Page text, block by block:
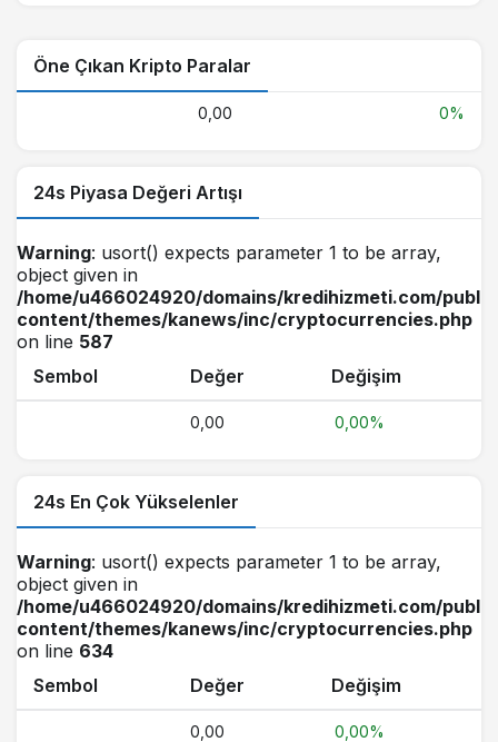
Öne Çıkan Kripto Paralar
0,00 0%
24s Piyasa Değeri Artışı
Warning: usort() expects parameter 1 to be array,
object given in
/home/u466024920/domains/kredihizmeti.com/
content/themes/kanews/inc/cryptocurrencies.php
on line 587
Sembol
Değer Değişim
0,00 0,00%
24s En Çok Yükselenler
Warning: usort() expects parameter 1 to be array,
object given in
/home/u466024920/domains/kredihizmeti.com/
content/themes/kanews/inc/cryptocurrencies.php
on line 634
Sembol
Değer Değişim
0,00 0,00%